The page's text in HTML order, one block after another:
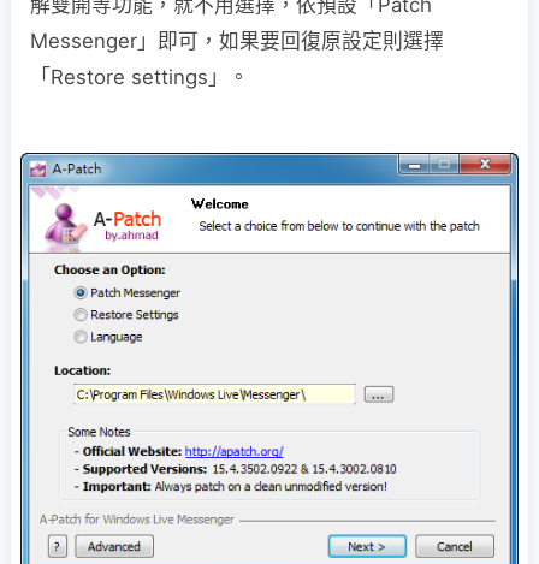
解雙開等功能，就不用選擇，依預設「Patch
Messenger」即可，如果要回復原設定則選擇
「Restore settings」。